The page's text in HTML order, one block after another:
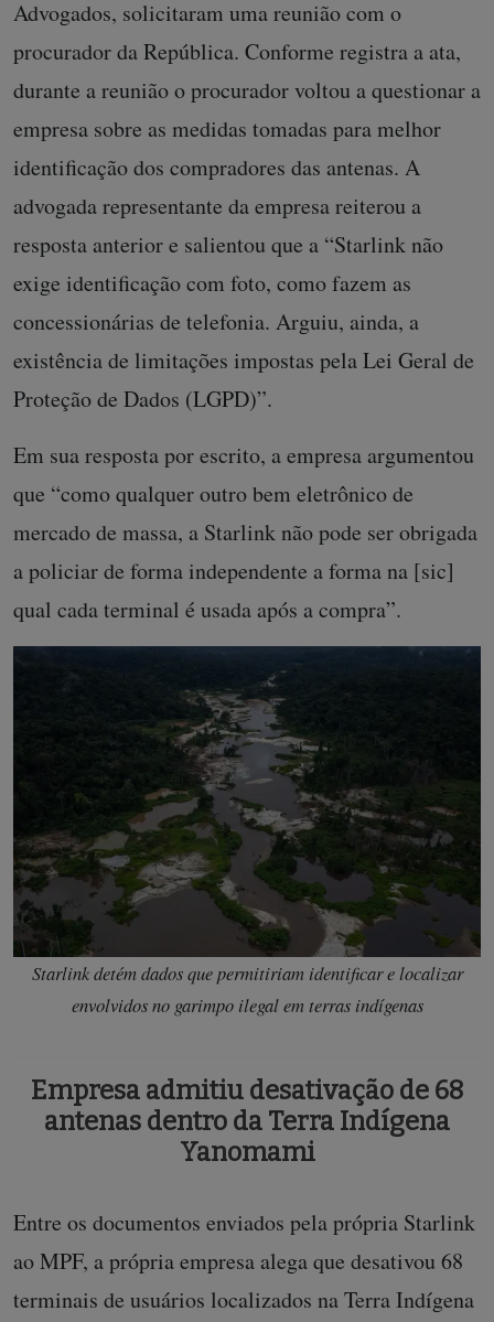
Advogados, solicitaram uma reunião com o
procurador da República. Conforme registra a ata,
durante a reunião o procurador voltou a questionar a
empresa sobre as medidas tomadas para melhor
identificação dos compradores das antenas. A
advogada representante da empresa reiterou a
resposta anterior e salientou que a “Starlink não
exige identificação com foto, como fazem as
concessionárias de telefonia. Arguiu, ainda, a
existência de limitações impostas pela Lei Geral de
Proteção de Dados (LGPD)”.
Em sua resposta por escrito, a empresa argumentou
que “como qualquer outro bem eletrônico de
mercado de massa, a Starlink não pode ser obrigada
a policiar de forma independente a forma na [sic]
qual cada terminal é usada após a compra”.
Starlink detém dados que permitiriam identificar e localizar
envolvidos no garimpo ilegal em terras indígenas
Empresa admitiu desativação de 68
antenas dentro da Terra Indígena
Yanomami
Entre os documentos enviados pela própria Starlink
ao MPF, a própria empresa alega que desativou 68
terminais de usuários localizados na Terra Indígena